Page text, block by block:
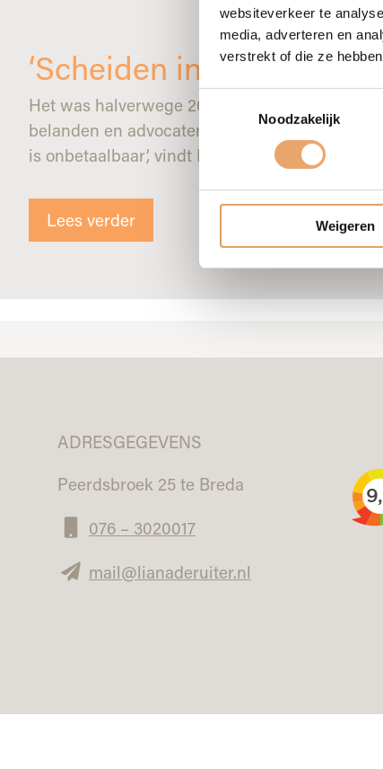
websiteverkeer te
media, adverteren en
verstrekt of die ze
Toestemmingsselectie
Noodzakelijk
Weigeren
‘Scheiden in goede
Het was halverwege 2013 toen Lisette en
belanden en advocaten in de armen te
is onbetaalbaar’, vindt Lisette. Eén
Lees verder
ADRESGEGEVENS
Peerdsbroek 25 te Breda
076 – 3020017
mail@lianaderuiter.nl